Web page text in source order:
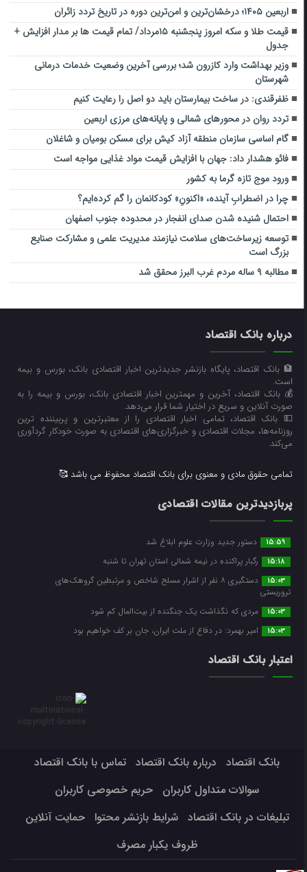
اربعین ۱۴۰۵؛ درخشان‌ترین و امن‌ترین دوره در تاریخ تردد زائران
قیمت طلا و سکه امروز پنجشنبه ۱۵مرداد/ تمام قیمت ها بر مدار افزایش +
جدول
وزیر بهداشت وارد کازرون شد؛ بررسی آخرین وضعیت خدمات درمانی
شهرستان
ظفرقندی: در ساخت بیمارستان باید دو اصل را رعایت کنیم
تردد روان در محورهای شمالی و پایانه‌های مرزی اربعین
گام اساسی سازمان منطقه آزاد کیش برای مسکن بومیان و شاغلان
فائو هشدار داد: جهان با افزایش قیمت مواد غذایی مواجه است
ورود موج تازه گرما به کشور
چرا در اضطرابِ آینده، «اکنونِ» کودکانمان را گم کرده‌ایم؟
احتمال شنیده شدن صدای انفجار در محدوده جنوب اصفهان
توسعه زیرساخت‌های سلامت نیازمند مدیریت علمی و مشارکت صنایع
بزرگ است
مطالبه ۹ ساله مردم غرب البرز محقق شد
درباره بانک اقتصاد
🏦 بانک اقتصاد، پایگاه بازنشر جدیدترین اخبار اقتصادی بانک، بورس و بیمه
است.
💰 بانک اقتصاد، آخرین و مهمترین اخبار اقتصادی بانک، بورس و بیمه را به
صورت آنلاین و سریع در اختیار شما قرار می‌‌دهد.
💵 بانک اقتصاد، تمامی اخبار اقتصادی را از معتبرترین و پربیننده ترین
روزنامه‌ها، مجلات اقتصادی و خبرگزاری‌های اقتصادی به صورت خودکار گردآوری
می‌کند.
تمامی حقوق مادی و معنوی برای بانک اقتصاد محفوظ می باشد 🥰
پربازدیدترین مقالات اقتصادی
15:59 دستور جدید وزارت علوم ابلاغ شد
15:18 رگبار پراکنده در نیمه شمالی استان تهران تا شنبه
15:03
دستگیری ۸ نفر از اشرار مسلح شاخص و مرتبطین گروهک‌های
تروریستی
15:03 مردی که نگذاشت یک جنگنده از بیت‌المال کم شود
15:03 امیر بهمرد: در دفاع از ملت ایران، جان بر کف خواهیم بود
اعتبار بانک اقتصاد
بانک اقتصاد درباره بانک اقتصاد
تماس با بانک اقتصاد
سوالات متداول کاربران
حریم خصوصی کاربران
تبلیغات در بانک اقتصاد
شرایط بازنشر محتوا
حمایت آنلاین
ظروف یکبار مصرف